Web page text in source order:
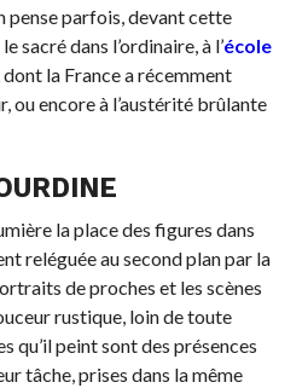
parfois, devant cette
sacré dans l’ordinaire, à l’école
la France a récemment
ou encore à l’austérité brûlante
la place des figures dans
reléguée au second plan par la
de proches et les scènes
rustique, loin de toute
qu’il peint sont des présences
tâche, prises dans la même